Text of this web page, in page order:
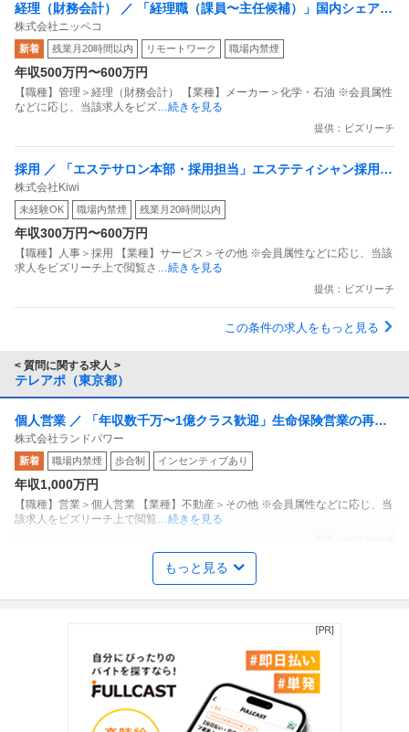
経理（財務会計） ／ 「経理職（課員〜主任候補）」国内シェアト
ップクラスの潤滑グリースを生産する化学素材メーカー／業績安
定成長／年間休日129日／賞与6ヶ月分以上／社員定着率8割の安
定企業！
株式会社ニッペコ
新着 残業月20時間以内 リモートワーク 職場内禁煙
年収500万円〜600万円
【職種】管理＞経理（財務会計） 【業種】メーカー＞化学・石油 ※会員属性
などに応じ、当該求人をビズ…続きを見る
提供：ビズリーチ
採用 ／ 「エステサロン本部・採用担当」エステティシャン採用
現場出身／営業経験者歓迎
株式会社Kiwi
未経験OK 職場内禁煙 残業月20時間以内
年収300万円〜600万円
【職種】人事＞採用 【業種】サービス＞その他 ※会員属性などに応じ、当該
求人をビズリーチ上で閲覧さ …続きを見る
提供：ビズリーチ
この条件の求人をもっと見る
< 質問に関する求人 >
テレアポ（東京都）
個人営業 ／ 「年収数千万〜1億クラス歓迎」生命保険営業の再現
性ある実力を／桁の違う報酬に変える投資不動産コンサル職 「東
京／大阪」
株式会社ランドパワー
新着 職場内禁煙 歩合制 インセンティブあり
年収1,000万円
【職種】営業＞個人営業 【業種】不動産＞その他 ※会員属性などに応じ、当
該求人をビズリーチ上で閲覧…続きを見る
営業企画 ／ 「新宿勤務」業務スタッフ（営業アシスタント）
株式会社大塚商会
【職種】営業＞営業企画 【業種】IT・インターネット＞インターネットサー
ビス ※会員属性などに応じ
…続きを見る
もっと見る